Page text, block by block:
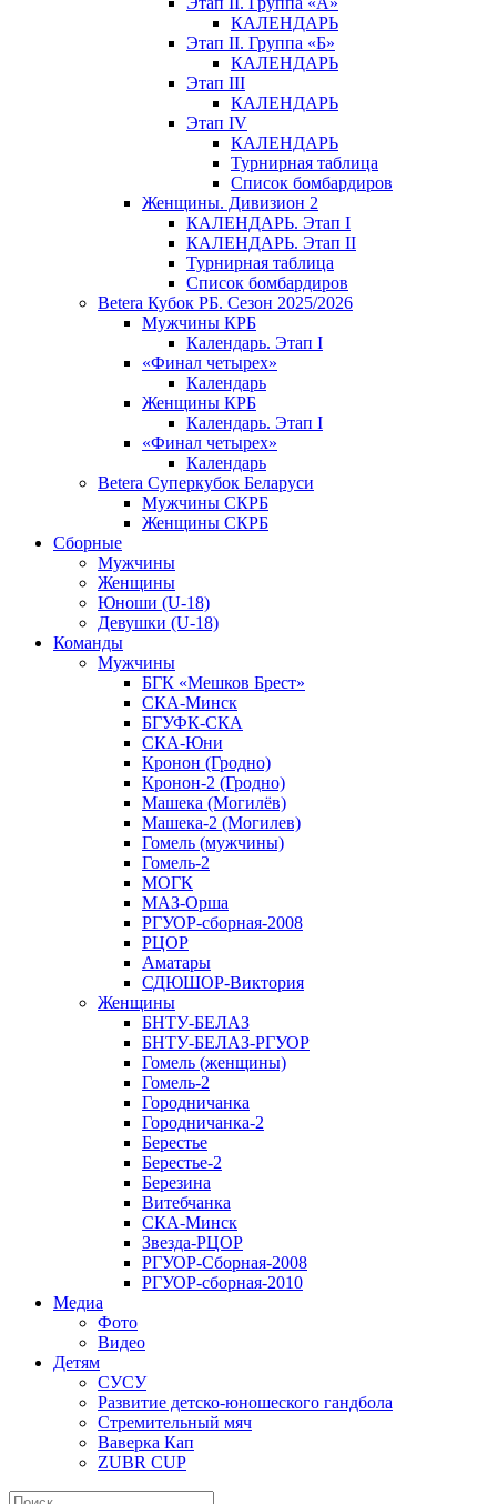
КАЛЕНДАРЬ
Этап II. Группа «Б»
КАЛЕНДАРЬ
Этап III
КАЛЕНДАРЬ
Этап IV
КАЛЕНДАРЬ
Турнирная таблица
Список бомбардиров
Женщины. Дивизион 2
КАЛЕНДАРЬ. Этап I
КАЛЕНДАРЬ. Этап II
Турнирная таблица
Список бомбардиров
Betera Кубок РБ. Сезон 2025/2026
Мужчины КРБ
Календарь. Этап I
«Финал четырех»
Календарь
Женщины КРБ
Календарь. Этап I
«Финал четырех»
Календарь
Betera Суперкубок Беларуси
Мужчины СКРБ
Женщины СКРБ
Сборные
Мужчины
Женщины
Юноши (U-18)
Девушки (U-18)
Команды
Мужчины
БГК «Мешков Брест»
СКА-Минск
БГУФК-СКА
СКА-Юни
Кронон (Гродно)
Кронон-2 (Гродно)
Машека (Могилёв)
Машека-2 (Могилев)
Гомель (мужчины)
Гомель-2
МОГК
МАЗ-Орша
РГУОР-сборная-2008
РЦОР
Аматары
СДЮШОР-Виктория
Женщины
БНТУ-БЕЛАЗ
БНТУ-БЕЛАЗ-РГУОР
Гомель (женщины)
Гомель-2
Городничанка
Городничанка-2
Берестье
Берестье-2
Березина
Витебчанка
СКА-Минск
Звезда-РЦОР
РГУОР-Сборная-2008
РГУОР-сборная-2010
Медиа
Фото
Видео
Детям
СУСУ
Развитие детско-юношеского гандбола
Стремительный мяч
Ваверка Кап
ZUBR CUP